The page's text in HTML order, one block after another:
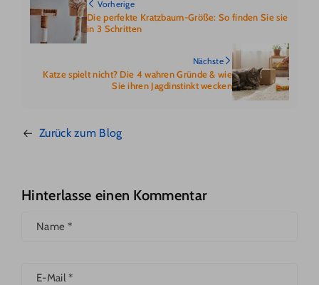
Vorherige
Die perfekte Kratzbaum-Größe: So finden Sie sie
in 3 Schritten
Nächste
Katze spielt nicht? Die 4 wahren Gründe & wie
Sie ihren Jagdinstinkt wecken
Zurück zum Blog
Hinterlasse einen Kommentar
Name *
E-Mail*